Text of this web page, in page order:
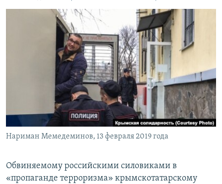
СОВЕТЫ ПРАВОЗАЩИТНИКОВ
ПРОПАВШИЕ БЕЗ ВЕСТИ
ПОБЕДИТЕЛЕЙ НЕ СУДЯТ?
КРЫМ.НЕПОКОРЕННЫЙ
УКРАИНСКАЯ ПРОБЛЕМА КРЫМА
ПРИСОЕДИНЯЙТЕСЬ!
Все сайты RFE/RL
Нариман Мемедеминов, 13 февраля 2019 года
Обвиняемому российскими силовиками в
«пропаганде терроризма» крымскотатарскому